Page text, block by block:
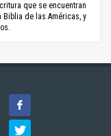
que se encuentran
de las Américas, y